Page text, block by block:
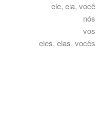
ele, ela, você
nós
vos
eles, elas, vocês